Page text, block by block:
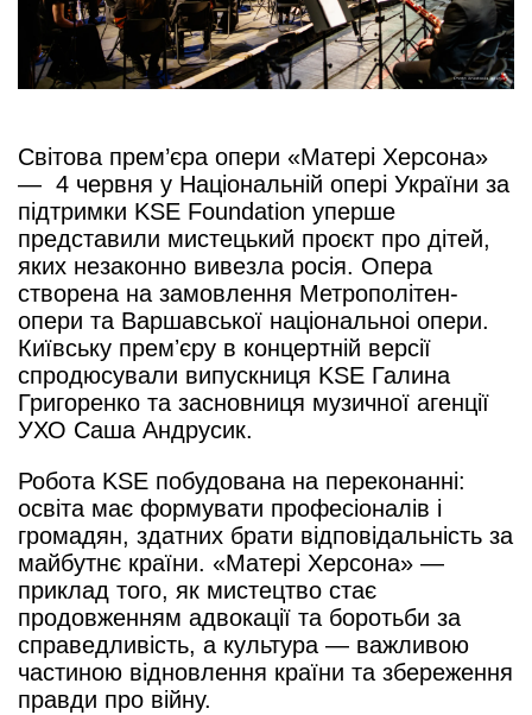
Світова прем’єра опери «Матері Херсона»
— 4 червня у Національній опері України за
підтримки KSE Foundation уперше
представили мистецький проєкт про дітей,
яких незаконно вивезла росія. Опера
створена на замовлення Метрополітен-
опери та Варшавської національноі опери.
Київську премʼєру в концертній версії
спродюсували випускниця KSE Галина
Григоренко та засновниця музичної агенції
УХО Саша Андрусик.
Робота KSE побудована на переконанні:
освіта має формувати професіоналів і
громадян, здатних брати відповідальність за
майбутнє країни. «Матері Херсона» —
приклад того, як мистецтво стає
продовженням адвокації та боротьби за
справедливість, а культура — важливою
частиною відновлення країни та збереження
правди про війну.